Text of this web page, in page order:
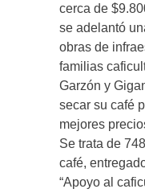
cerca de
se adelantó
obras de
familias
Garzón y
secar su café
mejores
Se trata de
café,
“Apoyo al